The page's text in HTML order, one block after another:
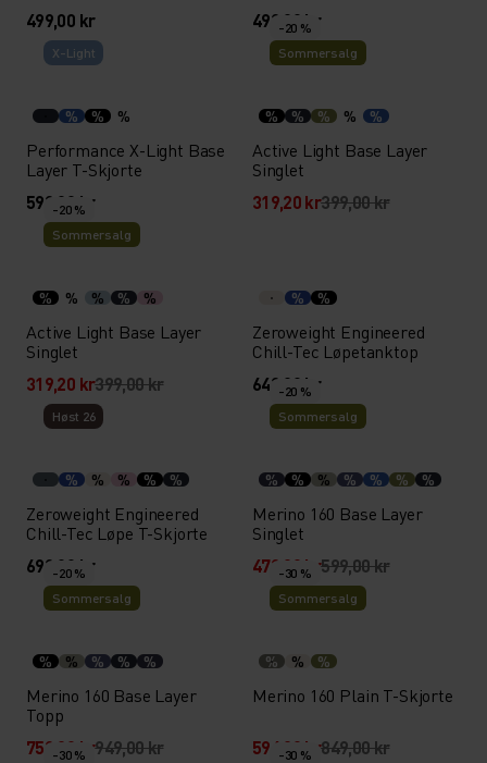
499,00 kr
499,00 kr
X-Light
% % %
Performance X-Light Base
Layer T-Skjorte
599,00 kr
-20 %
Sommersalg
% % % % %
Active Light Base Layer
Singlet
319,20 kr399,00 kr
-20 %
Sommersalg
% % % % %
Active Light Base Layer
Singlet
319,20 kr399,00 kr
% %
Zeroweight Engineered
Chill-Tec Løpetanktop
649,00 kr
Høst 26
% % % % %
Zeroweight Engineered
Chill-Tec Løpe T-Skjorte
699,00 kr
-20 %
Sommersalg
% % % % % % %
Merino 160 Base Layer
Singlet
479,20 kr599,00 kr
-20 %
Sommersalg
% % % % %
Merino 160 Base Layer
Topp
759,20 kr949,00 kr
-30 %
Sommersalg
% % %
Merino 160 Plain T-Skjorte
594,30 kr849,00 kr
-30 % -30 %